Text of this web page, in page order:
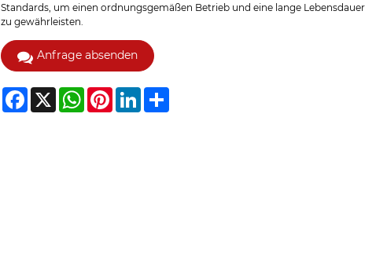
Standards, um einen ordnungsgemäßen Betrieb und eine lange Lebensdauer
zu gewährleisten.
Anfrage absenden
Facebook
X WhatsAppPinterestLinkedInShare